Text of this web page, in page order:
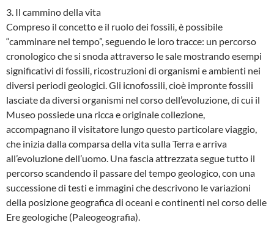
3. Il cammino della vita
Compreso il concetto e il ruolo dei fossili, è possibile
“camminare nel tempo”, seguendo le loro tracce: un percorso
cronologico che si snoda attraverso le sale mostrando esempi
significativi di fossili, ricostruzioni di organismi e ambienti nei
diversi periodi geologici. Gli icnofossili, cioè impronte fossili
lasciate da diversi organismi nel corso dell’evoluzione, di cui il
Museo possiede una ricca e originale collezione,
accompagnano il visitatore lungo questo particolare viaggio,
che inizia dalla comparsa della vita sulla Terra e arriva
all’evoluzione dell’uomo. Una fascia attrezzata segue tutto il
percorso scandendo il passare del tempo geologico, con una
successione di testi e immagini che descrivono le variazioni
della posizione geografica di oceani e continenti nel corso delle
Ere geologiche (Paleogeografia).